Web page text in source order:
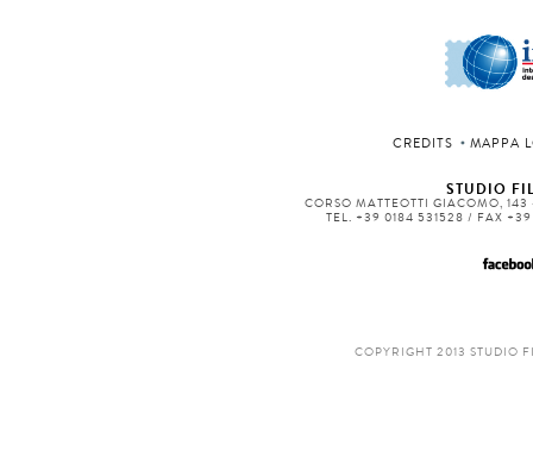
CREDITS MAPPA
STUDIO
CORSO MATTEOTTI GIACOMO,
TEL. +39 0184 531528 / FAX
COPYRIGHT 2013 STUDIO